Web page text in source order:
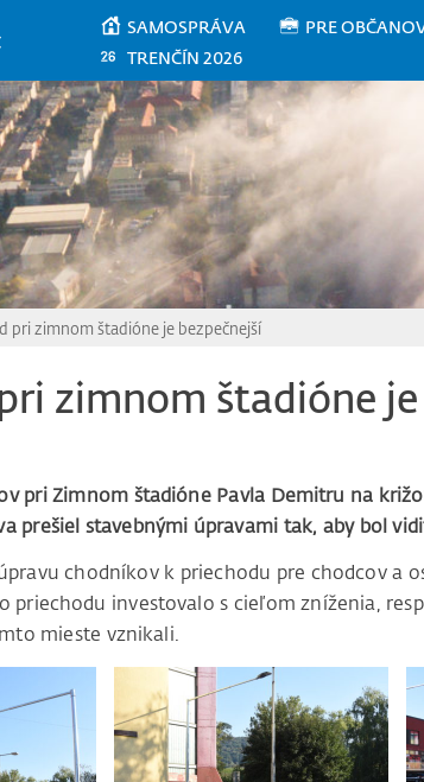
SAMOSPRÁVA PRE
TRENČÍN 2026
pri zimnom štadióne je bezpečnejší
zimnom štadióne
pri Zimnom štadióne Pavla Demitru na
prešiel stavebnými úpravami tak, aby bol
chodníkov k priechodu pre chodcov a
priechodu investovalo s cieľom zníženia,
mieste vznikali.